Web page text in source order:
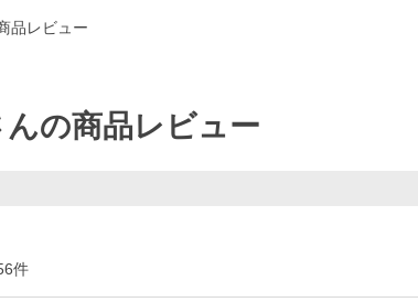
品レビュー
の商品レビュー
件